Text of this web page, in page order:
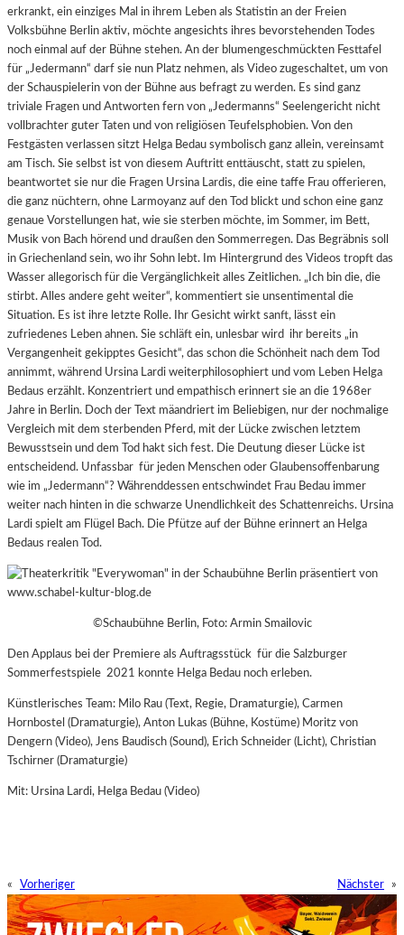
erkrankt, ein einziges Mal in ihrem Leben als Statistin an der Freien
Volksbühne Berlin aktiv, möchte angesichts ihres bevorstehenden Todes
noch einmal auf der Bühne stehen. An der blumengeschmückten Festtafel
für „Jedermann“ darf sie nun Platz nehmen, als Video zugeschaltet, um von
der Schauspielerin von der Bühne aus befragt zu werden. Es sind ganz
triviale Fragen und Antworten fern von „Jedermanns“ Seelengericht nicht
vollbrachter guter Taten und von religiösen Teufelsphobien. Von den
Festgästen verlassen sitzt Helga Bedau symbolisch ganz allein, vereinsamt
am Tisch. Sie selbst ist von diesem Auftritt enttäuscht, statt zu spielen,
beantwortet sie nur die Fragen Ursina Lardis, die eine taffe Frau offerieren,
die ganz nüchtern, ohne Larmoyanz auf den Tod blickt und schon eine ganz
genaue Vorstellungen hat, wie sie sterben möchte, im Sommer, im Bett,
Musik von Bach hörend und draußen den Sommerregen. Das Begräbnis soll
in Griechenland sein, wo ihr Sohn lebt. Im Hintergrund des Videos tropft das
Wasser allegorisch für die Vergänglichkeit alles Zeitlichen. „Ich bin die, die
stirbt. Alles andere geht weiter“, kommentiert sie unsentimental die
Situation. Es ist ihre letzte Rolle. Ihr Gesicht wirkt sanft, lässt ein
zufriedenes Leben ahnen. Sie schläft ein, unlesbar wird ihr bereits „in
Vergangenheit gekipptes Gesicht“, das schon die Schönheit nach dem Tod
annimmt, während Ursina Lardi weiterphilosophiert und vom Leben Helga
Bedaus erzählt. Konzentriert und empathisch erinnert sie an die 1968er
Jahre in Berlin. Doch der Text mäandriert im Beliebigen, nur der nochmalige
Vergleich mit dem sterbenden Pferd, mit der Lücke zwischen letztem
Bewusstsein und dem Tod hakt sich fest. Die Deutung dieser Lücke ist
entscheidend. Unfassbar für jeden Menschen oder Glaubensoffenbarung
wie im „Jedermann“? Währenddessen entschwindet Frau Bedau immer
weiter nach hinten in die schwarze Unendlichkeit des Schattenreichs. Ursina
Lardi spielt am Flügel Bach. Die Pfütze auf der Bühne erinnert an Helga
Bedaus realen Tod.
©Schaubühne Berlin, Foto: Armin Smailovic
Den Applaus bei der Premiere als Auftragsstück für die Salzburger
Sommerfestspiele 2021 konnte Helga Bedau noch erleben.
Künstlerisches Team: Milo Rau (Text, Regie, Dramaturgie), Carmen
Hornbostel (Dramaturgie), Anton Lukas (Bühne, Kostüme) Moritz von
Dengern (Video), Jens Baudisch (Sound), Erich Schneider (Licht), Christian
Tschirner (Dramaturgie)
Mit: Ursina Lardi, Helga Bedau (Video)
« Vorheriger Nächster »